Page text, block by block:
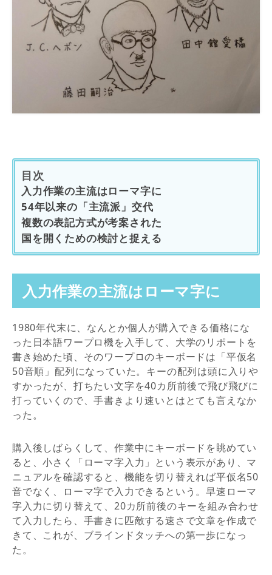
目次
入力作業の主流はローマ字に
54年以来の「主流派」交代
複数の表記方式が考案された
国を開くための検討と捉える
入力作業の主流はローマ字に
1980年代末に、なんとか個人が購入できる価格にな
った日本語ワープロ機を入手して、大学のリポートを
書き始めた頃、そのワープロのキーボードは「平仮名
50音順」配列になっていた。キーの配列は頭に入りや
すかったが、打ちたい文字を40カ所前後で飛び飛びに
打っていくので、手書きより速いとはとても言えなか
った。
購入後しばらくして、作業中にキーボードを眺めてい
ると、小さく「ローマ字入力」という表示があり、マ
ニュアルを確認すると、機能を切り替えれば平仮名50
音でなく、ローマ字で入力できるという。早速ローマ
字入力に切り替えて、20カ所前後のキーを組み合わせ
て入力したら、手書きに匹敵する速さで文章を作成で
きて、これが、ブラインドタッチへの第一歩になっ
た。